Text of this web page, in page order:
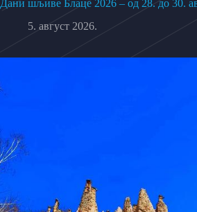
Дани шљиве Блаце 2026 – од 28. до 30.
5. август 2026.